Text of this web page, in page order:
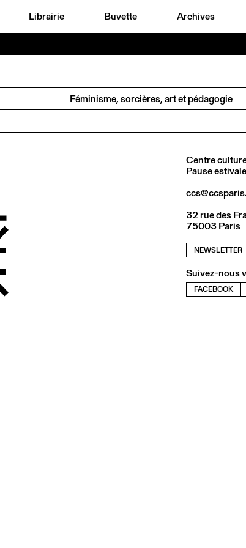
Librairie Buvette Archives
Féminisme, sorcières, art et pédagogie
Centre
Pause
32 rue des
75003 Paris
NEWSLETTER
Suivez-nous
FACEBOOK